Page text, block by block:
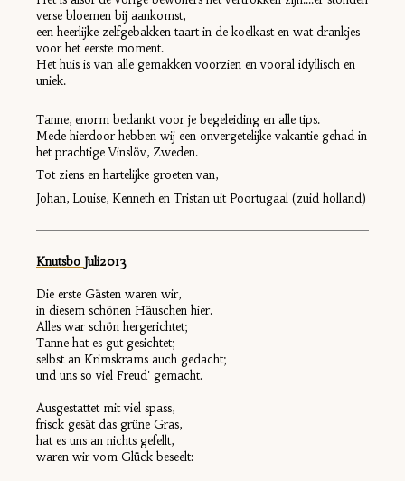
verse bloemen bij aankomst,
een heerlijke zelfgebakken taart in de koelkast en wat drankjes
voor het eerste moment.
Het huis is van alle gemakken voorzien en vooral idyllisch en
uniek.
Tanne, enorm bedankt voor je begeleiding en alle tips.
Mede hierdoor hebben wij een onvergetelijke vakantie gehad in
het prachtige Vinslöv, Zweden.
Tot ziens en hartelijke groeten van,
Johan, Louise, Kenneth en Tristan uit Poortugaal (zuid holland)
Knutsbo Juli2013
Die erste Gästen waren wir,
in diesem schönen Häuschen hier.
Alles war schön hergerichtet;
Tanne hat es gut gesichtet;
selbst an Krimskrams auch gedacht;
und uns so viel Freud' gemacht.
Ausgestattet mit viel spass,
frisck gesät das grüne Gras,
hat es uns an nichts gefellt,
waren wir vom Glück beseelt: